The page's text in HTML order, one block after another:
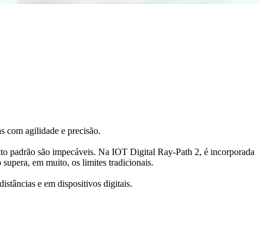
com agilidade e precisão.
padrão são impecáveis. Na IOT Digital Ray-Path 2, é incorporada
em muito, os limites tradicionais.
e em dispositivos digitais.